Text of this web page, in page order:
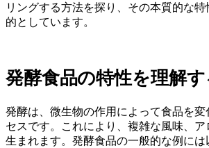
リングする方法を探り、その本質的な特
的としています。
発酵食品の特性を理解す
発酵は、微生物の作用によって食品を変
セスです。これにより、複雑な風味、
生まれます。発酵食品の一般的な例には